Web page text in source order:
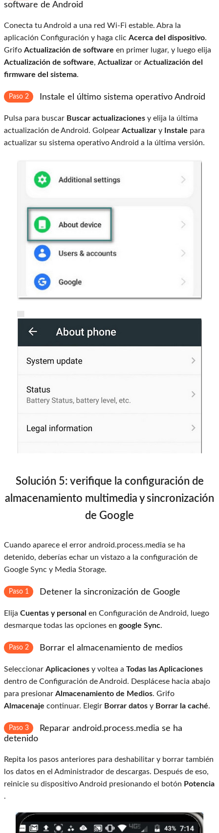
software de Android
Conecta tu Android a una red Wi-Fi estable. Abra la
aplicación Configuración y haga clic Acerca del dispositivo.
Grifo Actualización de software en primer lugar, y luego elija
Actualización de software, Actualizar or Actualización del
firmware del sistema.
Paso 2 Instale el último sistema operativo Android
Pulsa para buscar Buscar actualizaciones y elija la última
actualización de Android. Golpear Actualizar y Instale para
actualizar su sistema operativo Android a la última versión.
Solución 5: verifique la configuración de
almacenamiento multimedia y sincronización
de Google
Cuando aparece el error android.process.media se ha
detenido, deberías echar un vistazo a la configuración de
Google Sync y Media Storage.
Paso 1 Detener la sincronización de Google
Elija Cuentas y personal en Configuración de Android, luego
desmarque todas las opciones en google Sync.
Paso 2 Borrar el almacenamiento de medios
Seleccionar Aplicaciones y voltea a Todas las Aplicaciones
dentro de Configuración de Android. Desplácese hacia abajo
para presionar Almacenamiento de Medios. Grifo
Almacenaje continuar. Elegir Borrar datos y Borrar la caché.
Paso 3
Reparar android.process.media se ha
detenido
Repita los pasos anteriores para deshabilitar y borrar también
los datos en el Administrador de descargas. Después de eso,
reinicie su dispositivo Android presionando el botón Potencia
.